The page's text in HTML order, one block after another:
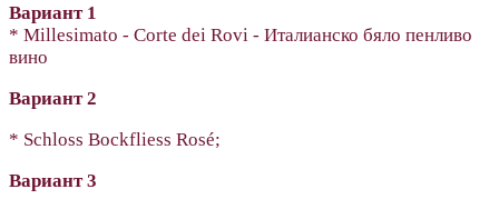
Вариант 1
* Millesimato - Corte dei Rovi - Италианско бяло пенливо
вино
Вариант 2
* Schloss Bockfliess Rosé;
Вариант 3